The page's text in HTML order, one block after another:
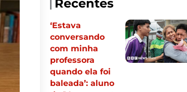
Recentes
‘Estava
conversando
com minha
professora
quando ela foi
baleada’: aluno